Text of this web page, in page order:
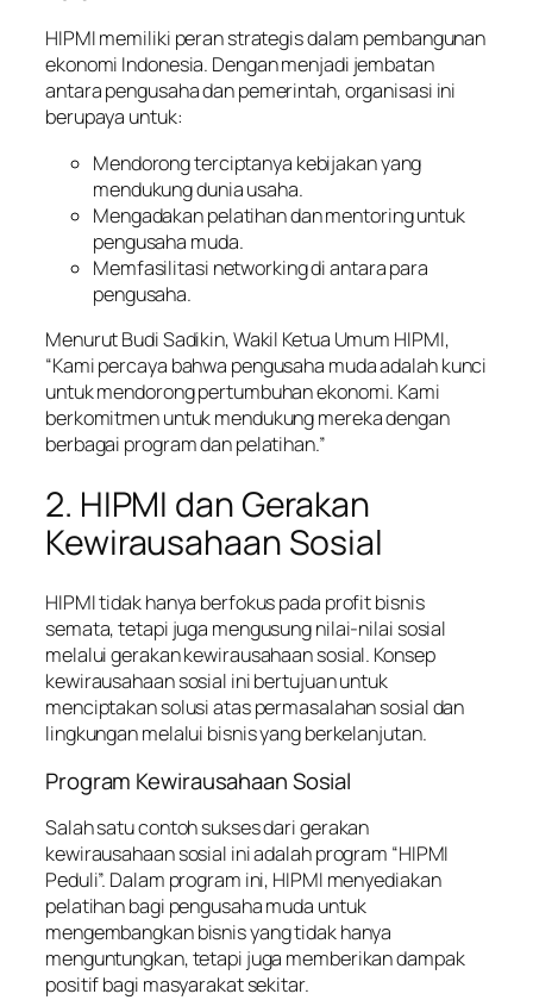
HIPMI memiliki peran strategis dalam pembangunan
ekonomi Indonesia. Dengan menjadi jembatan
antara pengusaha dan pemerintah, organisasi ini
berupaya untuk:
Mendorong terciptanya kebijakan yang
mendukung dunia usaha.
Mengadakan pelatihan dan mentoring untuk
pengusaha muda.
Memfasilitasi networking di antara para
pengusaha.
Menurut Budi Sadikin, Wakil Ketua Umum HIPMI,
“Kami percaya bahwa pengusaha muda adalah kunci
untuk mendorong pertumbuhan ekonomi. Kami
berkomitmen untuk mendukung mereka dengan
berbagai program dan pelatihan.”
2. HIPMI dan Gerakan
Kewirausahaan Sosial
HIPMI tidak hanya berfokus pada profit bisnis
semata, tetapi juga mengusung nilai-nilai sosial
melalui gerakan kewirausahaan sosial. Konsep
kewirausahaan sosial ini bertujuan untuk
menciptakan solusi atas permasalahan sosial dan
lingkungan melalui bisnis yang berkelanjutan.
Program Kewirausahaan Sosial
Salah satu contoh sukses dari gerakan
kewirausahaan sosial ini adalah program “HIPMI
Peduli”. Dalam program ini, HIPMI menyediakan
pelatihan bagi pengusaha muda untuk
mengembangkan bisnis yang tidak hanya
menguntungkan, tetapi juga memberikan dampak
positif bagi masyarakat sekitar.